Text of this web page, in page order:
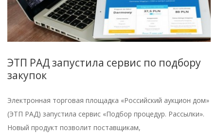
ЭТП РАД запустила сервис по подбору
закупок
Электронная торговая площадка «Российский аукцион дом»
(ЭТП РАД) запустила сервис «Подбор процедур. Рассылки».
Новый продукт позволит поставщикам,